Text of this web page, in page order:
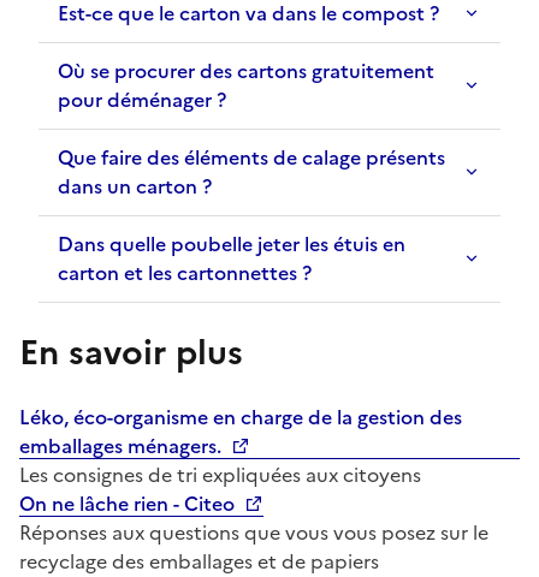
Est-ce que le carton va dans le compost ?
Où se procurer des cartons gratuitement
pour déménager ?
Que faire des éléments de calage présents
dans un carton ?
Dans quelle poubelle jeter les étuis en
carton et les cartonnettes ?
En savoir plus
Léko, éco-organisme en charge de la gestion des
emballages ménagers.
Les consignes de tri expliquées aux citoyens
On ne lâche rien - Citeo
Réponses aux questions que vous vous posez sur le
recyclage des emballages et de papiers